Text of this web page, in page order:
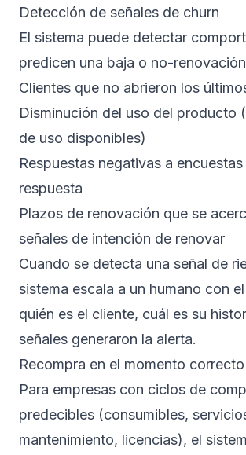
Detección de señales de churn
El sistema puede detectar
predicen una baja o no-
Clientes que no abrieron los
Disminución del uso del producto
de uso disponibles)
Respuestas negativas a
respuesta
Plazos de renovación que se
señales de intención de renovar
Cuando se detecta una señal de
sistema escala a un humano con
quién es el cliente, cuál es su
señales generaron la alerta.
Recompra en el momento correcto
Para empresas con ciclos de
predecibles (consumibles,
mantenimiento, licencias), el